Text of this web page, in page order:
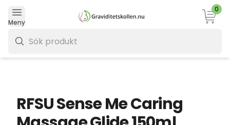
Meny
0
RFSU Sense Me Caring